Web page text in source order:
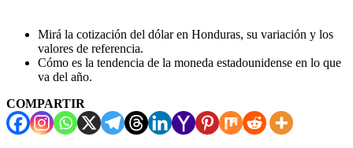
Mirá la cotización del dólar en Honduras, su variación y los
valores de referencia.
Cómo es la tendencia de la moneda estadounidense en lo que
va del año.
COMPARTIR